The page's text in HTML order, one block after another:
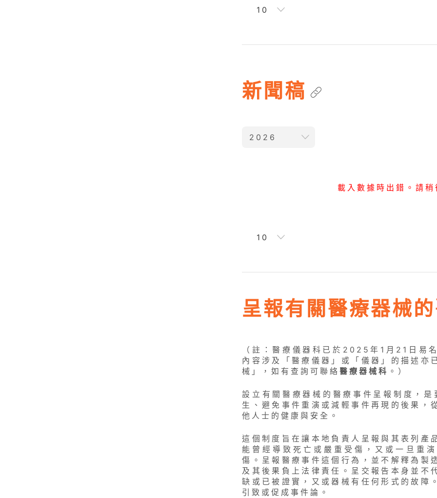
10
新聞稿
2026
載入數據時出錯。請
10
呈報有關醫療器械
（註：醫療儀器科已於2025年1月21日易
內容涉及「醫療儀器」或「儀器」的描述亦
械」，如有查詢可聯絡醫療器械科 。）
設立有關醫療器械的醫療事件呈報制度，
生、避免事件重演或減輕事件再現的後果，
他人士的健康與安全。
這個制度旨在讓本地負責人呈報與其表列產
能曾經導致死亡或嚴重受傷，又或一旦重
傷。呈報醫療事件這個行為，並不解釋為製
及其後果負上法律責任。呈交報告本身並不
缺或已被證實，又或器械有任何形式的故障
引致或促成事件論。